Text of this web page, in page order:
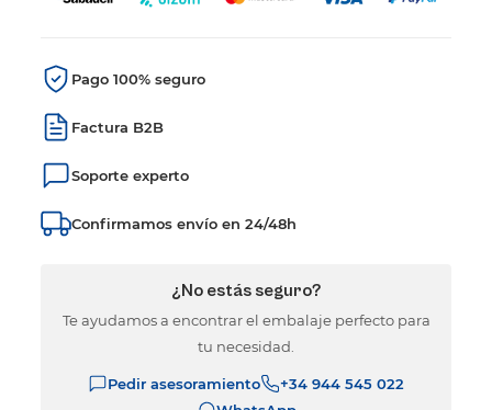
Pago 100% seguro
Factura B2B
Soporte experto
Confirmamos envío en 24/48h
¿No estás seguro?
Te ayudamos a encontrar el embalaje perfecto para
tu necesidad.
Pedir asesoramiento
+34 944 545 022